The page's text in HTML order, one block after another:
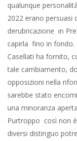
qualunque
2022 erano persuasi
derubricazione in
capirla fino in fondo.
Casellati ha fornito,
tale cambiamento,
opposizioni nella
sarebbe stato
una minoranza
Purtroppo così non
diversi distinguo